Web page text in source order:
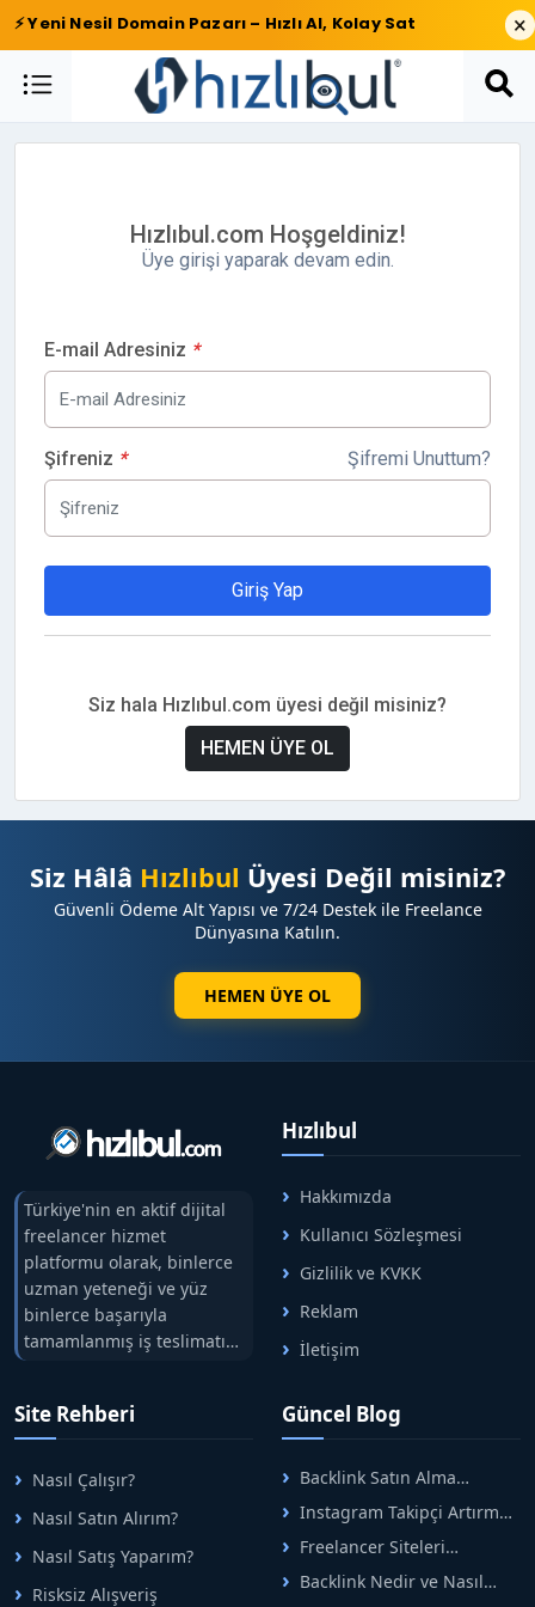
⚡ Yeni Nesil Domain Pazarı – Hızlı Al, Kolay Sat ×
Hızlıbul.com Hoşgeldiniz!
Üye girişi yaparak devam edin.
E-mail Adresiniz *
Şifremi Unuttum?
Şifreniz *
Giriş Yap
Siz hala Hızlıbul.com üyesi değil misiniz?
HEMEN ÜYE OL
Siz Hâlâ Hızlıbul Üyesi Değil misiniz?
Güvenli Ödeme Alt Yapısı ve 7/24 Destek ile Freelance
Dünyasına Katılın.
HEMEN ÜYE OL
Türkiye'nin en aktif dijital
freelancer hizmet
platformu olarak, binlerce
uzman yeteneği ve yüz
binlerce başarıyla
tamamlanmış iş teslimatını
tek çatıda buluşturuyoruz.
arasındaki süreci risksiz
alışveriş sistemi ile koruyan
ticaretin güvenli
adreslerinden birisidir.
Hızlıbul
Hakkımızda
Kullanıcı Sözleşmesi
Gizlilik ve KVKK
Reklam
İletişim
Site Rehberi
Nasıl Çalışır?
Nasıl Satın Alırım?
Nasıl Satış Yaparım?
Risksiz Alışveriş
Güncel Blog
Backlink Satın Alma
Rehberi: Güvenli SEO İçin
Doğru Adımlar
Instagram Takipçi Artırma
Yöntemleri: Organik Büyüme
Rehberi
Freelancer Siteleri
Arasında Doğru Seçim Nasıl
Yapılır
Backlink Nedir ve Nasıl